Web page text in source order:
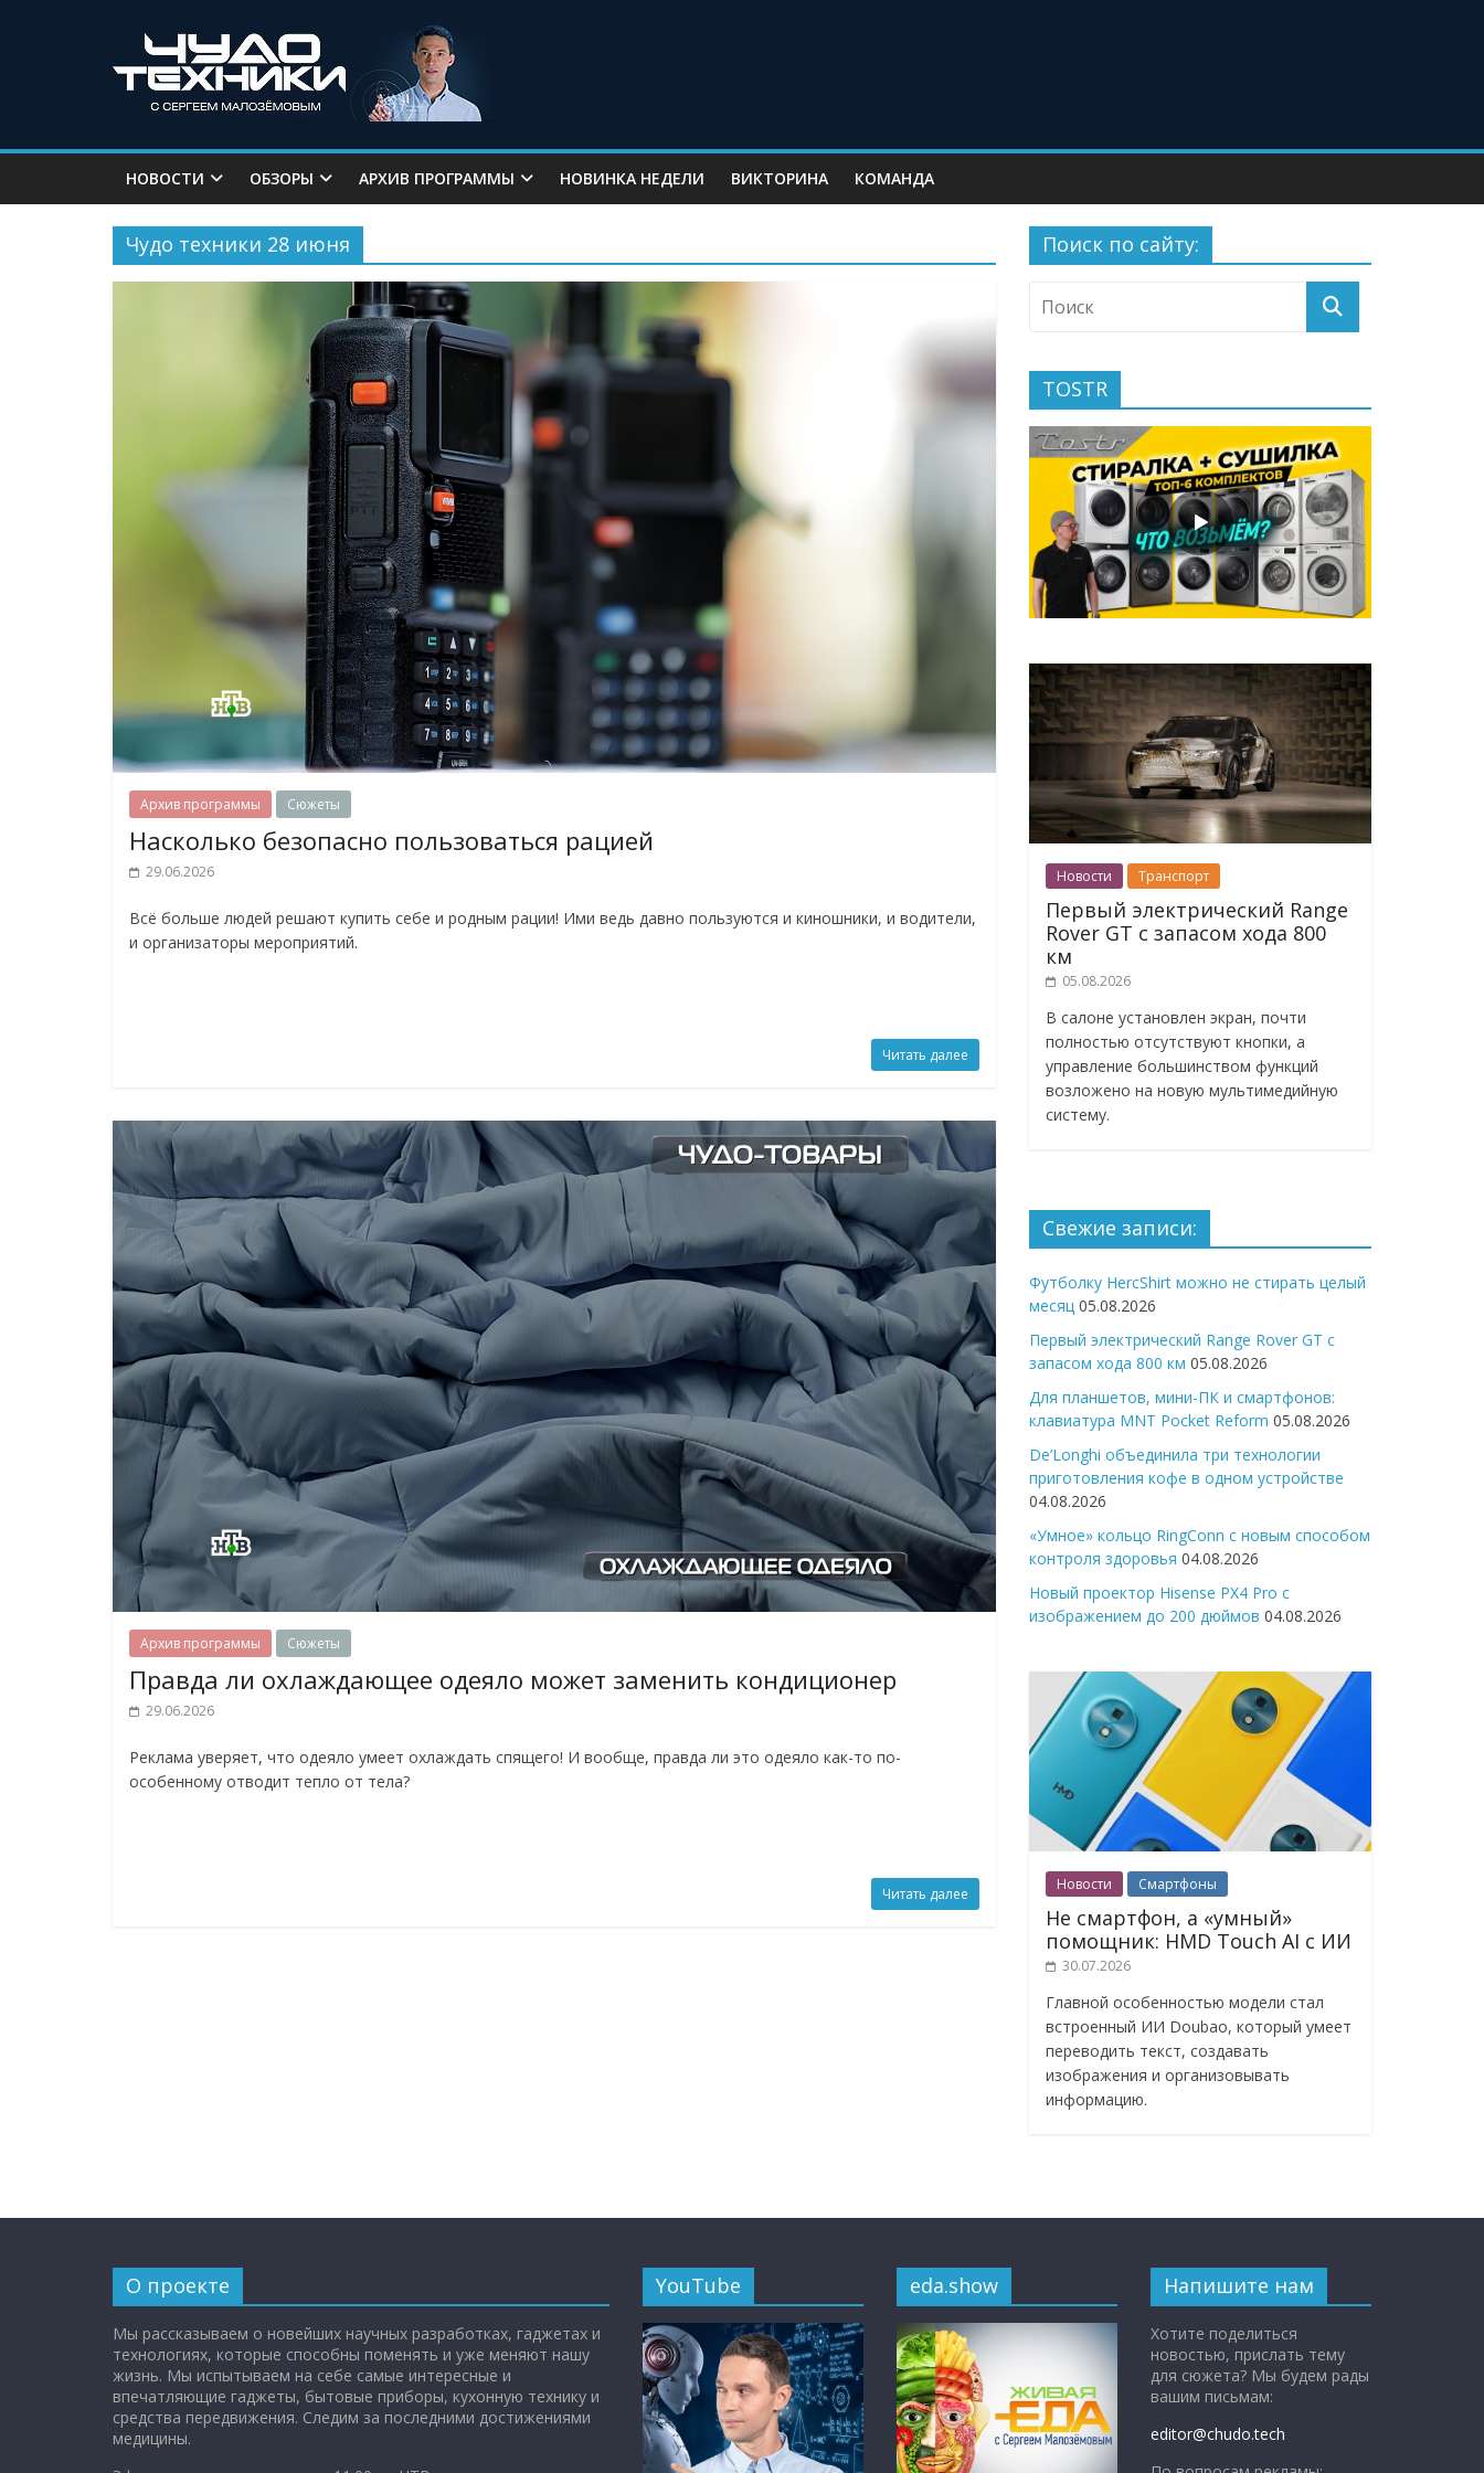
НОВОСТИ ОБЗОРЫ АРХИВ ПРОГРАММЫ НОВИНКА НЕДЕЛИ ВИКТОРИНА КОМАНДА
Чудо техники 28 июня
Архив программы Сюжеты
Насколько безопасно пользоваться рацией
29.06.2026
Всё больше людей решают купить себе и родным рации! Ими ведь давно пользуются и киношники, и водители,
и организаторы мероприятий.
Читать далее
Архив программы Сюжеты
Правда ли охлаждающее одеяло может заменить кондиционер
29.06.2026
Реклама уверяет, что одеяло умеет охлаждать спящего! И вообще, правда ли это одеяло как-то по-
особенному отводит тепло от тела?
Читать далее
Поиск по сайту:
TOSTR
Новости Транспорт
Первый электрический Range
Rover GT с запасом хода 800
км
05.08.2026
В салоне установлен экран, почти
полностью отсутствуют кнопки, а
управление большинством функций
возложено на новую мультимедийную
систему.
Свежие записи:
Футболку HercShirt можно не стирать целый
месяц 05.08.2026
Первый электрический Range Rover GT с
запасом хода 800 км 05.08.2026
Для планшетов, мини-ПК и смартфонов:
клавиатура MNT Pocket Reform 05.08.2026
De’Longhi объединила три технологии
приготовления кофе в одном устройстве
04.08.2026
«Умное» кольцо RingConn с новым способом
контроля здоровья 04.08.2026
Новый проектор Hisense PX4 Pro с
изображением до 200 дюймов 04.08.2026
Новости Смартфоны
Не смартфон, а «умный»
помощник: HMD Touch AI с ИИ
30.07.2026
Главной особенностью модели стал
встроенный ИИ Doubao, который умеет
переводить текст, создавать
изображения и организовывать
информацию.
О проекте
Мы рассказываем о новейших научных разработках, гаджетах и
технологиях, которые способны поменять и уже меняют нашу
жизнь. Мы испытываем на себе самые интересные и
впечатляющие гаджеты, бытовые приборы, кухонную технику и
средства передвижения. Следим за последними достижениями
медицины.
YouTube eda.show Напишите нам
Хотите поделиться
новостью, прислать тему
для сюжета? Мы будем рады
вашим письмам:
editor@chudo.tech